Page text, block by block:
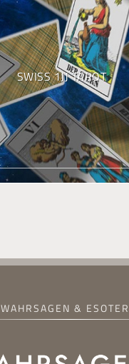
SWISS 1JJ TAROT
WAHRSAGEN &